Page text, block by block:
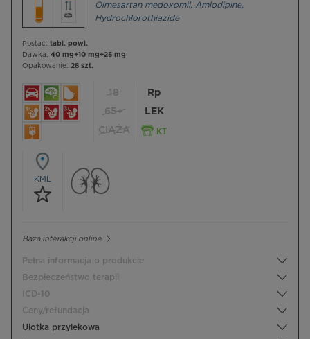
Olmesartan medoxomil, Amlodipine,
Hydrochlorothiazide
Postać: tabl. powl.
Dawka: 40 mg+10 mg+25 mg
Opakowanie: 28 szt.
18
65+
CIĄŻA
Rp
LEK
KML
Baza interakcji online
Pełna informacja o produkcie
Bezpieczeństwo terapii
ICD-10
Ceny/refundacja
Ulotka przylekowa